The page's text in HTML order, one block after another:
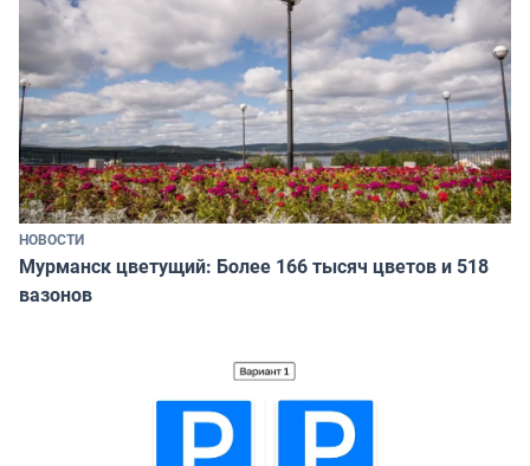
НОВОСТИ
Мурманск цветущий: Более 166 тысяч цветов и 518
вазонов